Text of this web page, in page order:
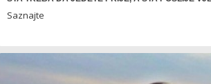
Saznajte